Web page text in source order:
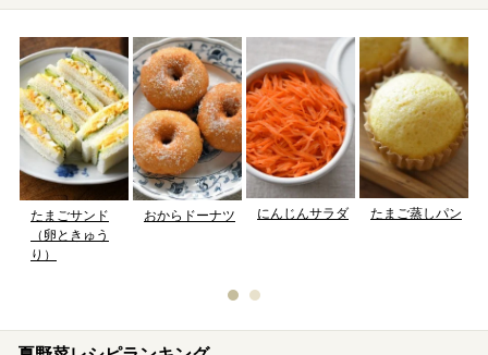
たまごサンド
（卵ときゅう
り）
おからドーナツ にんじんサラダ たまご蒸しパン